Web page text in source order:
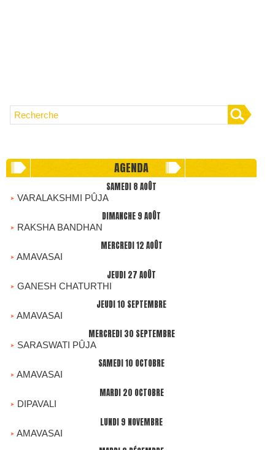
AGENDA
SAMEDI 8 AOÛT
VARALAKSHMI PÛJA
DIMANCHE 9 AOÛT
RAKSHA BANDHAN
MERCREDI 12 AOÛT
AMAVASAI
JEUDI 27 AOÛT
GANESH CHATURTHI
JEUDI 10 SEPTEMBRE
AMAVASAI
MERCREDI 30 SEPTEMBRE
SARASWATI PÛJA
SAMEDI 10 OCTOBRE
AMAVASAI
MARDI 20 OCTOBRE
DIPAVALI
LUNDI 9 NOVEMBRE
AMAVASAI